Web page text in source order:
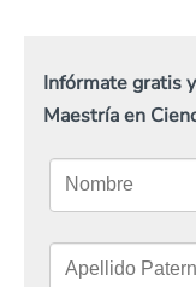
Infórmate gratis
Maestría en